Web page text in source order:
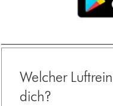
Welcher
dich?